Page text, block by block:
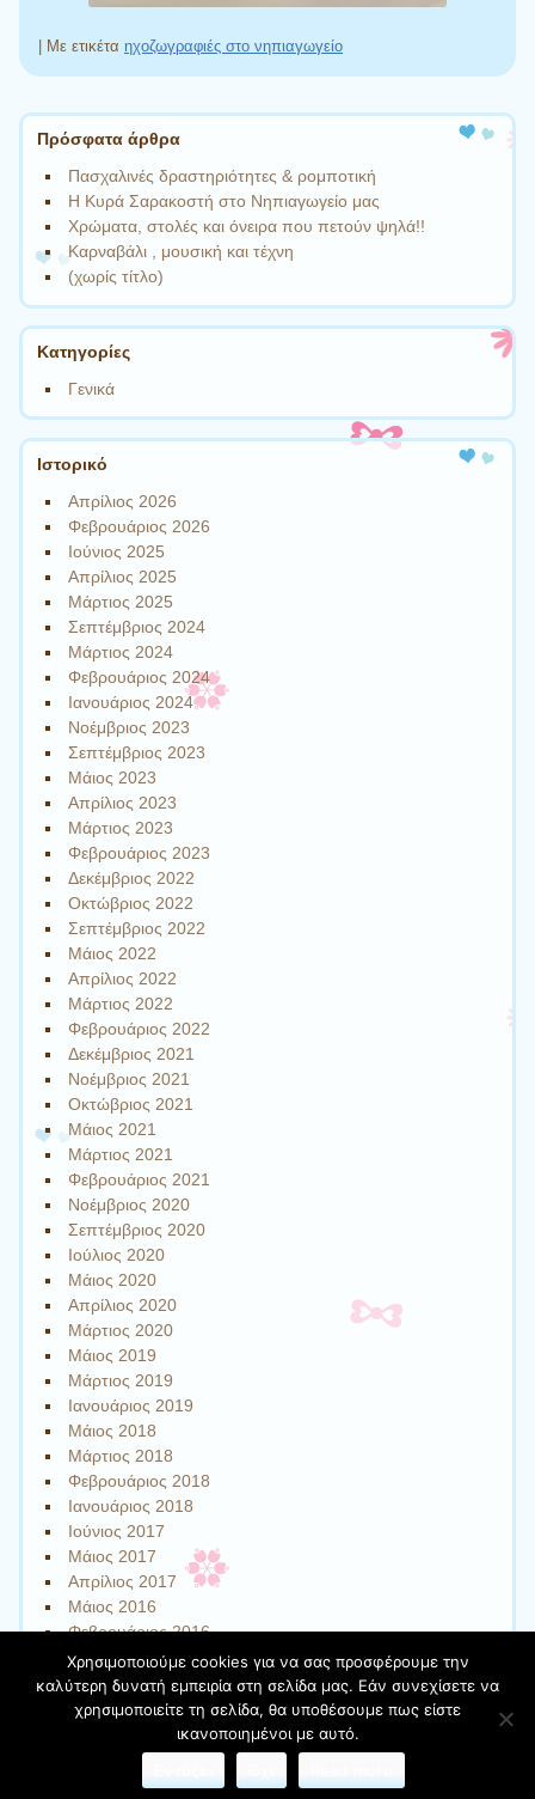
Με ετικέτα ηχοζωγραφιές στο νηπιαγωγείο
Πλοήγηση άρθρων
Πρόσφατα άρθρα
Πασχαλινές δραστηριότητες & ρομποτική
Η Κυρά Σαρακοστή στο Νηπιαγωγείο μας
Χρώματα, στολές και όνειρα που πετούν ψηλά!!
Καρναβάλι , μουσική και τέχνη
(χωρίς τίτλο)
Kατηγορίες
Γενικά
Ιστορικό
Απρίλιος 2026
Φεβρουάριος 2026
Ιούνιος 2025
Απρίλιος 2025
Μάρτιος 2025
Σεπτέμβριος 2024
Μάρτιος 2024
Φεβρουάριος 2024
Ιανουάριος 2024
Νοέμβριος 2023
Σεπτέμβριος 2023
Μάιος 2023
Απρίλιος 2023
Μάρτιος 2023
Φεβρουάριος 2023
Δεκέμβριος 2022
Οκτώβριος 2022
Σεπτέμβριος 2022
Μάιος 2022
Απρίλιος 2022
Μάρτιος 2022
Φεβρουάριος 2022
Δεκέμβριος 2021
Νοέμβριος 2021
Οκτώβριος 2021
Μάιος 2021
Μάρτιος 2021
Φεβρουάριος 2021
Νοέμβριος 2020
Σεπτέμβριος 2020
Ιούλιος 2020
Μάιος 2020
Απρίλιος 2020
Μάρτιος 2020
Μάιος 2019
Μάρτιος 2019
Ιανουάριος 2019
Μάιος 2018
Μάρτιος 2018
Φεβρουάριος 2018
Ιανουάριος 2018
Ιούνιος 2017
Μάιος 2017
Απρίλιος 2017
Μάιος 2016
Φεβρουάριος 2016
Φιλοξενείται στο https://blogs.sch.gr| Θέμα:Cute Frames
Χρησιμοποιούμε cookies για να σας προσφέρουμε την
καλύτερη δυνατή εμπειρία στη σελίδα μας. Εάν συνεχίσετε να
χρησιμοποιείτε τη σελίδα, θα υποθέσουμε πως είστε
ικανοποιημένοι με αυτό.